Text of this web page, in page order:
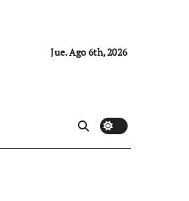
Jue. Ago 6th, 2026